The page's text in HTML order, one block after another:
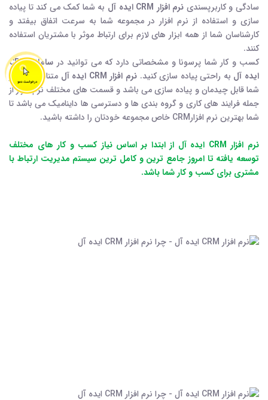
سادگی و کاربرپسندی نرم افزار CRM ایده آل
به شما کمک می کند تا پیاده
سازی و استفاده از نرم افزار در مجموعه شما به سرعت اتفاق بیفتد و
کارشناسان شما از همه ابزار های لازم برای ارتباط موثر با مشتریان استفاده
کنند.
کسب و کار شما پرسونا و مشخصاتی دارد که می توانید در
سامانه CRM
ایده آل به راحتی پیاده سازی کنید. نرم افزار CRM ایده آل
متناسب با نیاز
شما قابل چیدمان و پیاده سازی می باشد و قسمت های مختلف نرم افزار از
جمله فرایند های کاری و گروه بندی ها و دسترسی ها داینامیک می باشد تا
شما بهترین نرم افزارCRM خاص مجموعه خودتان را داشته باشید.
نرم افزار CRM ایده آل از ابتدا بر اساس نیاز کسب و کار های مختلف
توسعه یافته تا امروز جامع ترین و کامل ترین سیستم مدیریت ارتباط با
مشتری برای کسب و کار شما باشد.